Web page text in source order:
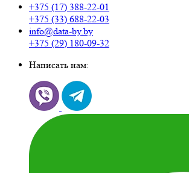
+375 (17) 388-22-01
+375 (33) 688-22-03
info@data-by.by
+375 (29) 180-09-32
Написать нам: